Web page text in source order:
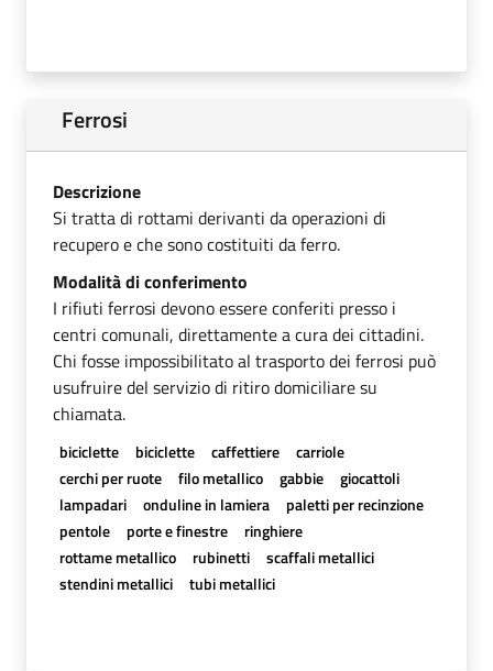
Ferrosi
Descrizione
Si tratta di rottami derivanti da operazioni di
recupero e che sono costituiti da ferro.
Modalità di conferimento
I rifiuti ferrosi devono essere conferiti presso i
centri comunali, direttamente a cura dei cittadini.
Chi fosse impossibilitato al trasporto dei ferrosi può
usufruire del servizio di ritiro domiciliare su
chiamata.
biciclette biciclette caffettiere
carriole
cerchi per ruote
filo metallico gabbie
giocattoli
lampadari
onduline in lamiera
paletti per recinzione
pentole
porte e finestre
ringhiere
rottame metallico
rubinetti
scaffali metallici
stendini metallici
tubi metallici